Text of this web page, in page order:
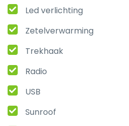
Led verlichting
Zetelverwarming
Trekhaak
Radio
USB
Sunroof